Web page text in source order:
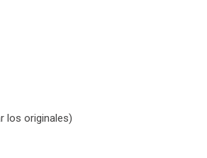
los originales)